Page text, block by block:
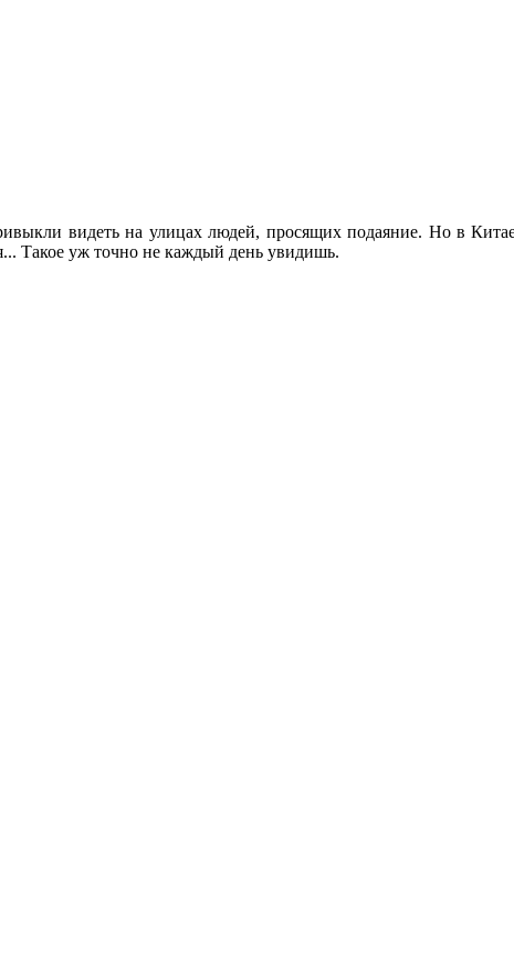
видеть на улицах людей, просящих подаяние. Но в
Такое уж точно не каждый день увидишь.